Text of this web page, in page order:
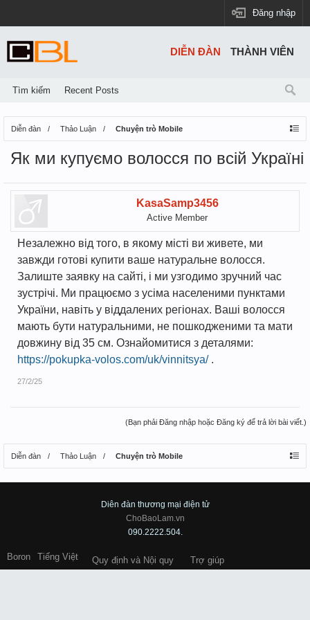
Đăng nhập
Diễn đàn Thảo Luận Chuyện trò Mobile
Як ми купуємо волосся по всій Україні
KasaSamp3456
Active Member
Незалежно від того, в якому місті ви живете, ми
завжди готові купити ваше натуральне волосся.
Залиште заявку на сайті, і ми узгодимо зручний час
зустрічі. Ми працюємо з усіма населеними пунктами
України, навіть у віддалених регіонах. Ваші волосся
мають бути натуральними, не пошкодженими та мати
довжину від 35 см. Ознайомитися з деталями:
https://pokupka-volos.com/uk/vinnitsya/.
27/2/25
(Bạn phải Đăng nhập hoặc Đăng ký để trả lời bài viết.)
Diễn đàn Thảo Luận Chuyện trò Mobile
DIỄN ĐÀN
Tìm kiếm Recent Posts
THÀNH VIÊN
Diên đàn thương mại điện tử
ChoBaoLam.vn
090.2222.504.
Boron Tiếng Việt Quy định và Nội quy Trợ giúp